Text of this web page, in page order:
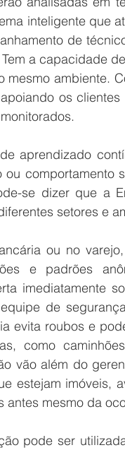
inteligente que
de
a capacidade
mesmo ambiente.
os
aprendizado
ou
se dizer que a
setores e
ou no
e padrões
imediatamente
de
evita roubos e
como
vão além do
estejam imóveis,
antes mesmo da
pode ser